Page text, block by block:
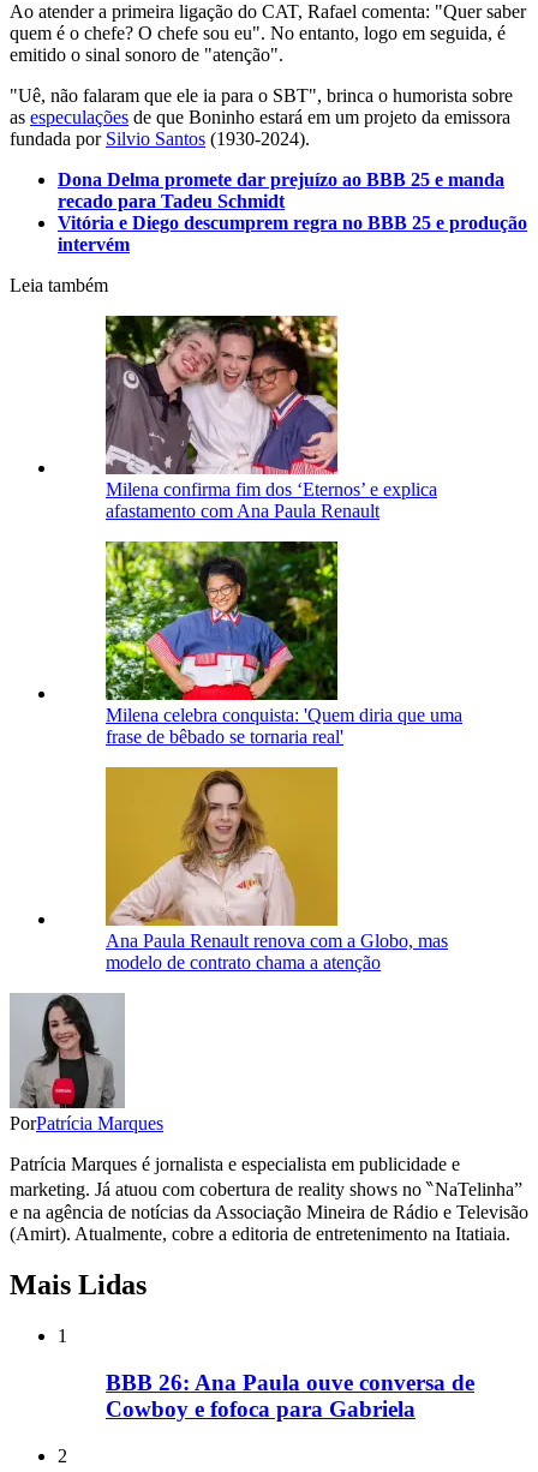
Ao atender a primeira ligação do CAT, Rafael comenta: "Quer saber
quem é o chefe? O chefe sou eu". No entanto, logo em seguida, é
emitido o sinal sonoro de "atenção".
"Uê, não falaram que ele ia para o SBT", brinca o humorista sobre
as especulações de que Boninho estará em um projeto da emissora
fundada por Silvio Santos (1930-2024).
Dona Delma promete dar prejuízo ao BBB 25 e manda
recado para Tadeu Schmidt
Vitória e Diego descumprem regra no BBB 25 e produção
intervém
Leia também
Milena confirma fim dos ‘Eternos’ e explica
afastamento com Ana Paula Renault
Milena celebra conquista: 'Quem diria que uma
frase de bêbado se tornaria real'
Ana Paula Renault renova com a Globo, mas
modelo de contrato chama a atenção
PorPatrícia Marques
Patrícia Marques é jornalista e especialista em publicidade e
marketing. Já atuou com cobertura de reality shows no ‶NaTelinha”
e na agência de notícias da Associação Mineira de Rádio e Televisão
(Amirt). Atualmente, cobre a editoria de entretenimento na Itatiaia.
Mais Lidas
1
BBB 26: Ana Paula ouve conversa de
Cowboy e fofoca para Gabriela
2